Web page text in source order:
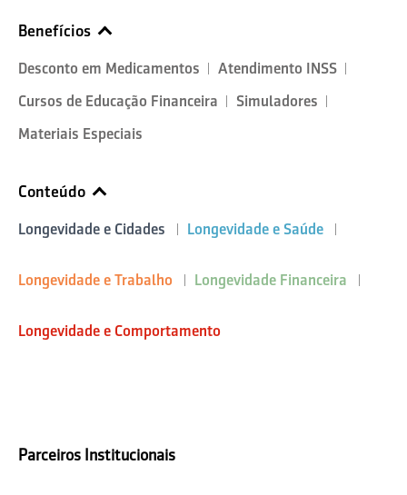
Benefícios
Desconto em Medicamentos
Atendimento INSS
Cursos de Educação Financeira
Simuladores
Materiais Especiais
Conteúdo
Longevidade e Cidades Longevidade e Saúde
Longevidade e Trabalho Longevidade Financeira
Longevidade e Comportamento
Parceiros Institucionais